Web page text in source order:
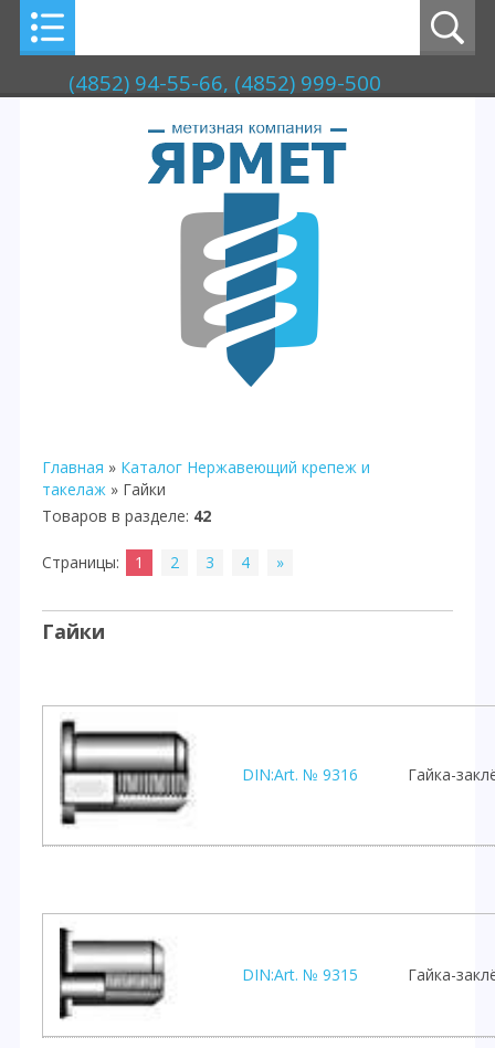
(4852) 94-55-66, (4852) 999-500
Главная » Каталог Нержавеющий крепеж и
такелаж » Гайки
Товаров в разделе: 42
Страницы: 1 2 3 4 »
Гайки
DIN:Art. № 9316 Гайка-
DIN:Art. № 9315 Гайка-